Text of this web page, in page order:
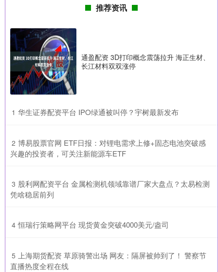
推荐资讯
通盈配资 3D打印概念震荡拉升 海正生材、
长江材料双双涨停
1 ​华生证券配资平台 IPO绿通被叫停？宇树最新发布
2 ​博易股票官网 ETF日报：对锂电需求上修+固态电池突破感
兴趣的投资者，可关注新能源车ETF
3 ​股利网配资平台 金属检测机领域靠谱厂家大盘点？太易检测
凭啥稳居前列
4 ​恒瑞行策略网平台 现货黄金突破4000美元/盎司
5 ​上海期货配资 草原骑警出场 网友：隔屏被帅到了！ 警察节
直播热度全程在线